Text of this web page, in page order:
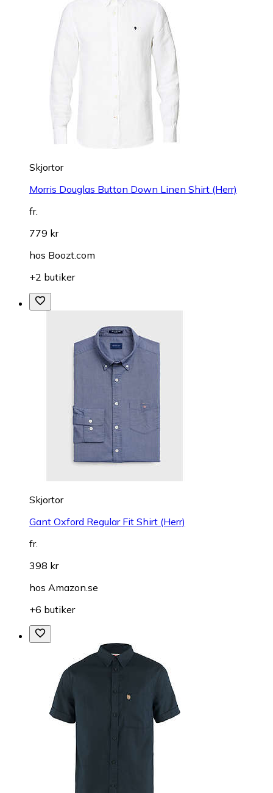
Skjortor
Morris Douglas Button Down Linen Shirt (Herr)
fr.
779 kr
hos Boozt.com
+2 butiker
Skjortor
Gant Oxford Regular Fit Shirt (Herr)
fr.
398 kr
hos Amazon.se
+6 butiker